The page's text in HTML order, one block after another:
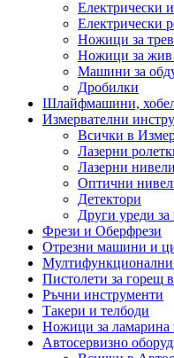
Електрически
Електрически
Ножици за
Ножици за жив
Машини за
Дробилки
Шлайфмашини,
Измервателни
Всички в
Лазерни
Лазерни
Оптични
Детектори
Други уреди за
Фрези и Оберфрези
Отрезни машини и
Пистолети за горещ
Ръчни инструменти
Такери и телбоди
Ножици за ламарина
Автосервизно